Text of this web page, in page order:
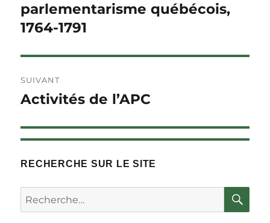
l'article
précédent :
parlementarisme québécois,
1764-1791
SUIVANT
Article
Activités de l’APC
RECHERCHE SUR LE SITE
Rechercher :